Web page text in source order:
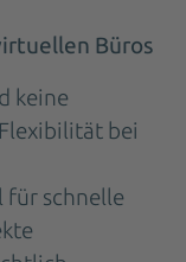
Büros
keine
bei
für schnelle